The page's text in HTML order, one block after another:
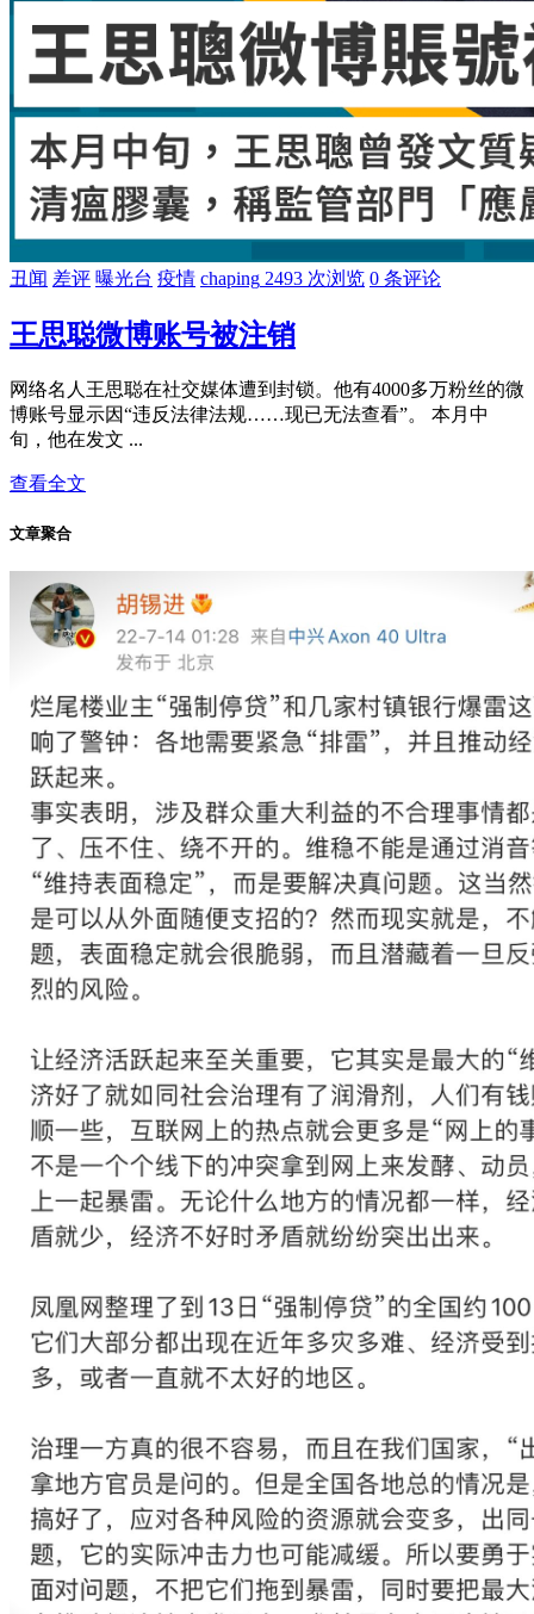
丑闻 差评 曝光台 疫情 chaping 2493 次浏览 0 条评论
王思聪微博账号被注销
网络名人王思聪在社交媒体遭到封锁。他有4000多万粉丝的微
博账号显示因“违反法律法规……现已无法查看”。 本月中
旬，他在发文 ...
查看全文
文章聚合